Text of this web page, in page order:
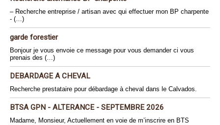
– Recherche entreprise / artisan avec qui effectuer mon BP charpente
- (…)
garde forestier
Bonjour je vous envoie ce message pour vous demander ci vous
prenais des (…)
DEBARDAGE A CHEVAL
Recherche prestataire pour débardage à cheval dans le Calvados.
BTSA GPN - ALTERANCE - SEPTEMBRE 2026
Madame, Monsieur, Actuellement en voie de m’inscrire en BTS